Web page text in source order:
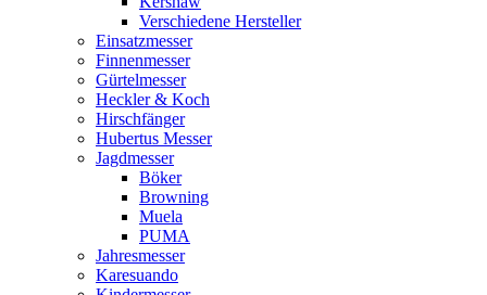
Verschiedene Hersteller
Einsatzmesser
Finnenmesser
Gürtelmesser
Heckler & Koch
Hirschfänger
Hubertus Messer
Jagdmesser
Böker
Browning
Muela
PUMA
Jahresmesser
Karesuando